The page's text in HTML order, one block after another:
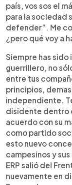
país, vos sos el
para la sociedad
defender”. Me
¿pero qué voy a
Siempre has
guerrillero, no
entre tus
principios,
independiente.
disidente dentro
acuerdo con su
como partido
esto nuevo
campesinos y
ERP salió del
nuevamente en